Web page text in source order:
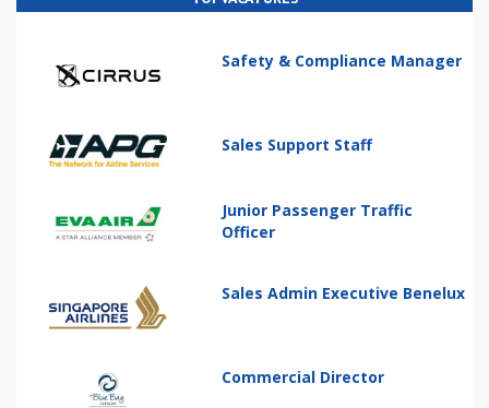
Safety & Compliance Manager
Sales Support Staff
Junior Passenger Traffic
Officer
Sales Admin Executive Benelux
Commercial Director